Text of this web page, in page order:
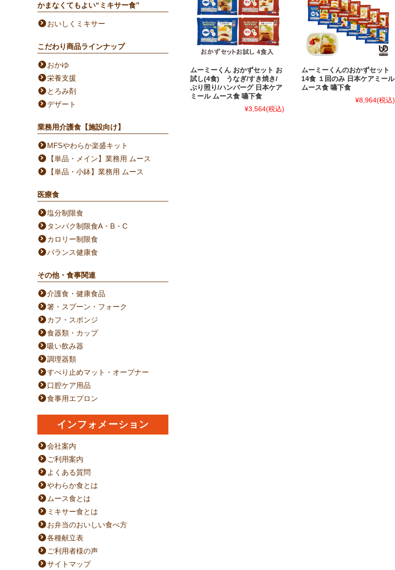
ムーミーくん おかずセット お
試し(4食) うなぎ/すき焼き/
ぶり照り/ハンバーグ 日本ケア
ミール ムース食 嚥下食
¥3,564(税込)
ムーミーくんのおかずセット
14食 １回のみ 日本ケアミール
ムース食 嚥下食
¥8,964(税込)
かまなくてもよい“ミキサー食”
おいしくミキサー
こだわり商品ラインナップ
おかゆ
栄養支援
とろみ剤
デザート
業務用介護食【施設向け】
MFSやわらか楽盛キット
【単品・メイン】業務用 ムース
【単品・小鉢】業務用 ムース
医療食
塩分制限食
タンパク制限食A・B・C
カロリー制限食
バランス健康食
その他・食事関連
介護食・健康食品
箸・スプーン・フォーク
カフ・スポンジ
食器類・カップ
吸い飲み器
調理器類
すべり止めマット・オープナー
口腔ケア用品
食事用エプロン
インフォメーション
会社案内
ご利用案内
よくある質問
やわらか食とは
ムース食とは
ミキサー食とは
お弁当のおいしい食べ方
各種献立表
ご利用者様の声
サイトマップ